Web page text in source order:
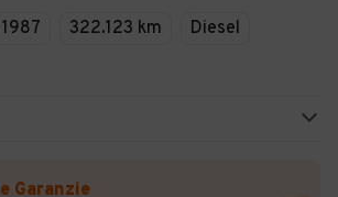
322.123 km
Diesel
Garanzie